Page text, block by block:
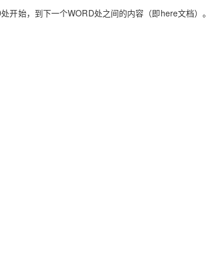
始，到下一个WORD处之间的内容（即here文档）。